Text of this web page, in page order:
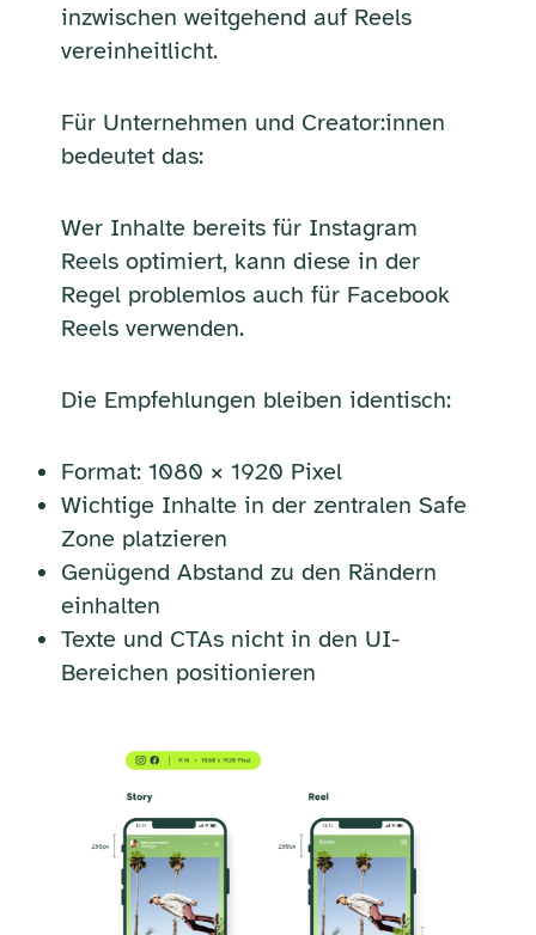
inzwischen weitgehend auf Reels
vereinheitlicht.
Für Unternehmen und Creator:innen
bedeutet das:
Wer Inhalte bereits für Instagram
Reels optimiert, kann diese in der
Regel problemlos auch für Facebook
Reels verwenden.
Die Empfehlungen bleiben identisch:
Format: 1080 × 1920 Pixel
Wichtige Inhalte in der zentralen Safe
Zone platzieren
Genügend Abstand zu den Rändern
einhalten
Texte und CTAs nicht in den UI-
Bereichen positionieren